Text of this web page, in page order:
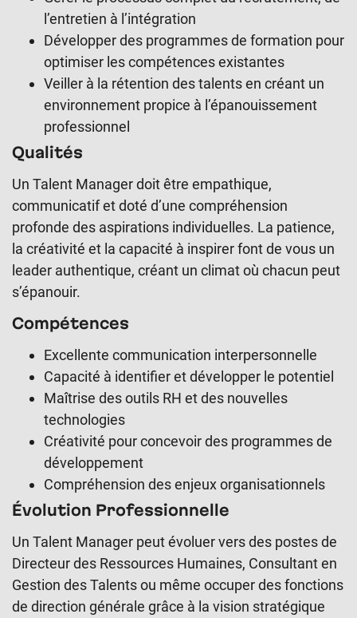
l’entretien à l’intégration
Développer des programmes de formation pour
optimiser les compétences existantes
Veiller à la rétention des talents en créant un
environnement propice à l’épanouissement
professionnel
Qualités
Un Talent Manager doit être empathique,
communicatif et doté d’une compréhension
profonde des aspirations individuelles. La patience,
la créativité et la capacité à inspirer font de vous un
leader authentique, créant un climat où chacun peut
s’épanouir.
Compétences
Excellente communication interpersonnelle
Capacité à identifier et développer le potentiel
Maîtrise des outils RH et des nouvelles
technologies
Créativité pour concevoir des programmes de
développement
Compréhension des enjeux organisationnels
Évolution Professionnelle
Un Talent Manager peut évoluer vers des postes de
Directeur des Ressources Humaines, Consultant en
Gestion des Talents ou même occuper des fonctions
de direction générale grâce à la vision stratégique